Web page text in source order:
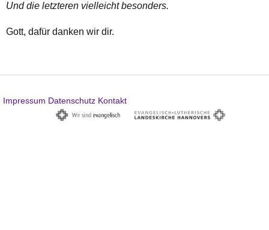
Und die letzteren vielleicht besonders.
Gott, dafür danken wir dir.
Impressum Datenschutz Kontakt